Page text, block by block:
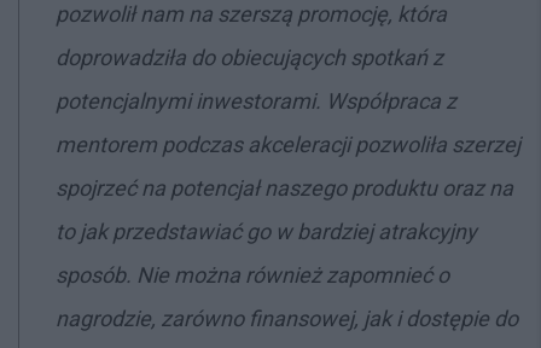
pozwolił nam na szerszą promocję, która
doprowadziła do obiecujących spotkań z
potencjalnymi inwestorami. Współpraca z
mentorem podczas akceleracji pozwoliła szerzej
spojrzeć na potencjał naszego produktu oraz na
to jak przedstawiać go w bardziej atrakcyjny
sposób. Nie można również zapomnieć o
nagrodzie, zarówno finansowej, jak i dostępie do